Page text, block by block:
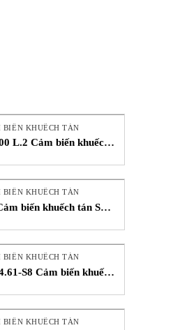
BIẾN KHUẾCH TÁN
L.2 Cảm biến khuếch
BIẾN KHUẾCH TÁN
biến khuếch tán STC
BIẾN KHUẾCH TÁN
S8 Cảm biến khuếch
BIẾN KHUẾCH TÁN